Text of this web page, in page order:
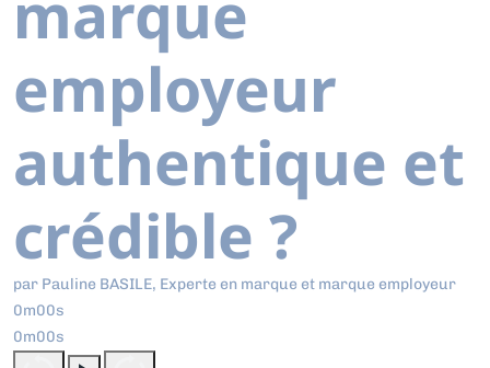
employeur
authentique et
crédible ?
par Pauline BASILE, Experte en marque et marque employeur
0m00s
0m00s